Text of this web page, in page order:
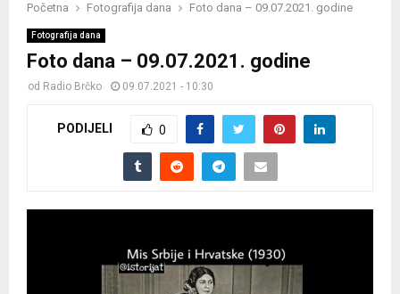
Početna Fotografija dana Foto dana – 09.07.2021. godine
Fotografija dana
Foto dana – 09.07.2021. godine
od Radio Brčko 09.07.2021 - 10:30
PODIJELI 0